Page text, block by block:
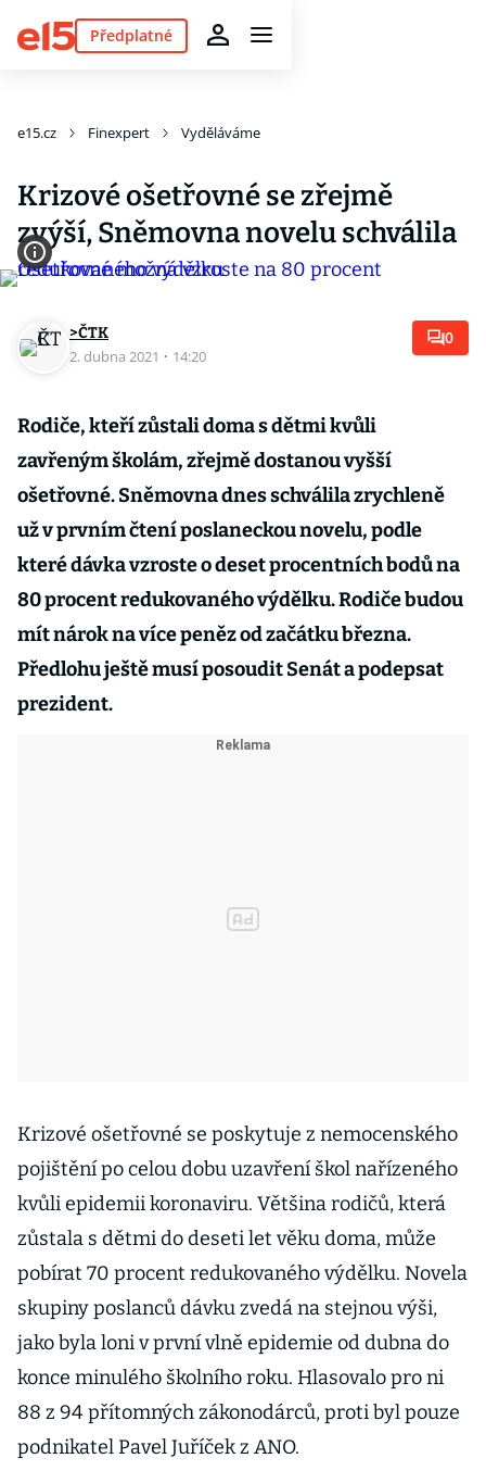
Předplatné
e15.cz Finexpert Vyděláváme
Krizové ošetřovné se zřejmě
zvýší, Sněmovna novelu schválila
>ČTK
2. dubna 2021 · 14:20
0
Rodiče, kteří zůstali doma s dětmi kvůli
zavřeným školám, zřejmě dostanou vyšší
ošetřovné. Sněmovna dnes schválila zrychleně
už v prvním čtení poslaneckou novelu, podle
které dávka vzroste o deset procentních bodů na
80 procent redukovaného výdělku. Rodiče budou
mít nárok na více peněz od začátku března.
Předlohu ještě musí posoudit Senát a podepsat
prezident.
Krizové ošetřovné se poskytuje z nemocenského
pojištění po celou dobu uzavření škol nařízeného
kvůli epidemii koronaviru. Většina rodičů, která
zůstala s dětmi do deseti let věku doma, může
pobírat 70 procent redukovaného výdělku. Novela
skupiny poslanců dávku zvedá na stejnou výši,
jako byla loni v první vlně epidemie od dubna do
konce minulého školního roku. Hlasovalo pro ni
88 z 94 přítomných zákonodárců, proti byl pouze
podnikatel Pavel Juříček z ANO.